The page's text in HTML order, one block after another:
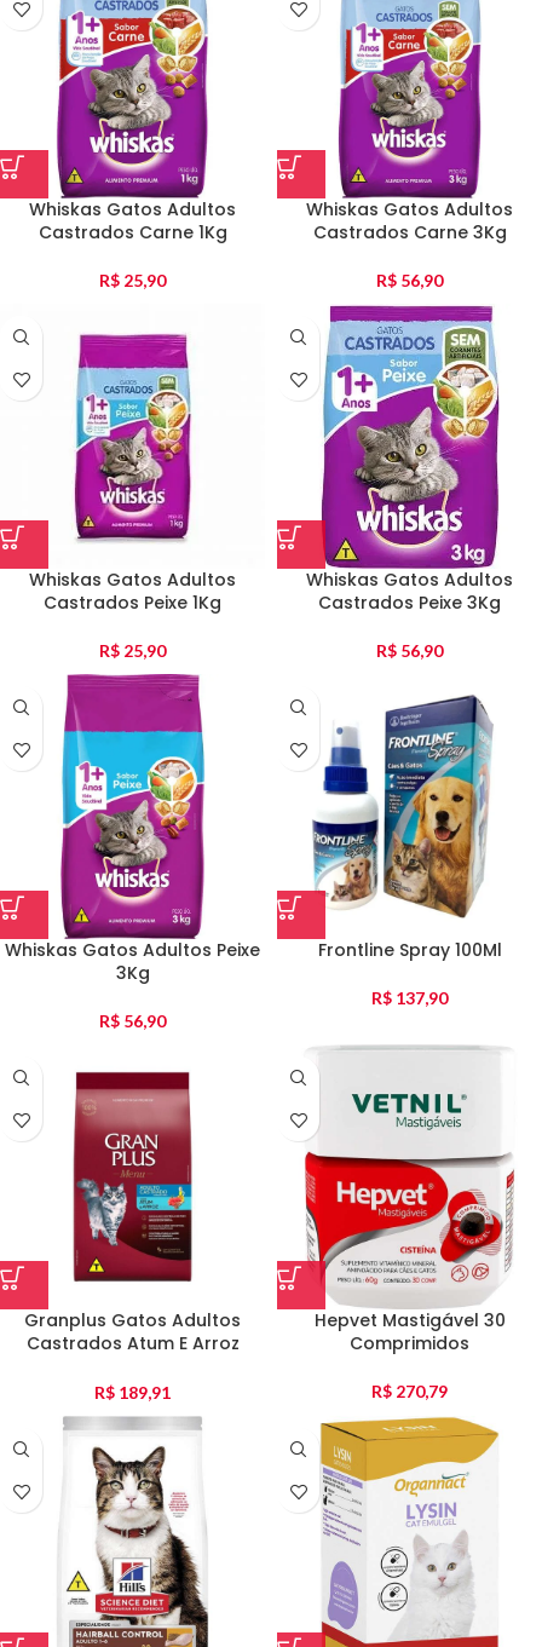
Whiskas Gatos Adultos
Castrados Carne 1Kg
R$ 25,90
Whiskas Gatos Adultos
Castrados Carne 3Kg
R$ 56,90
Whiskas Gatos Adultos
Castrados Peixe 1Kg
R$ 25,90
Whiskas Gatos Adultos
Castrados Peixe 3Kg
R$ 56,90
Whiskas Gatos Adultos Peixe
3Kg
R$ 56,90
Frontline Spray 100Ml
R$ 137,90
Granplus Gatos Adultos
Castrados Atum E Arroz
R$ 189,91
Hepvet Mastigável 30
Comprimidos
R$ 270,79